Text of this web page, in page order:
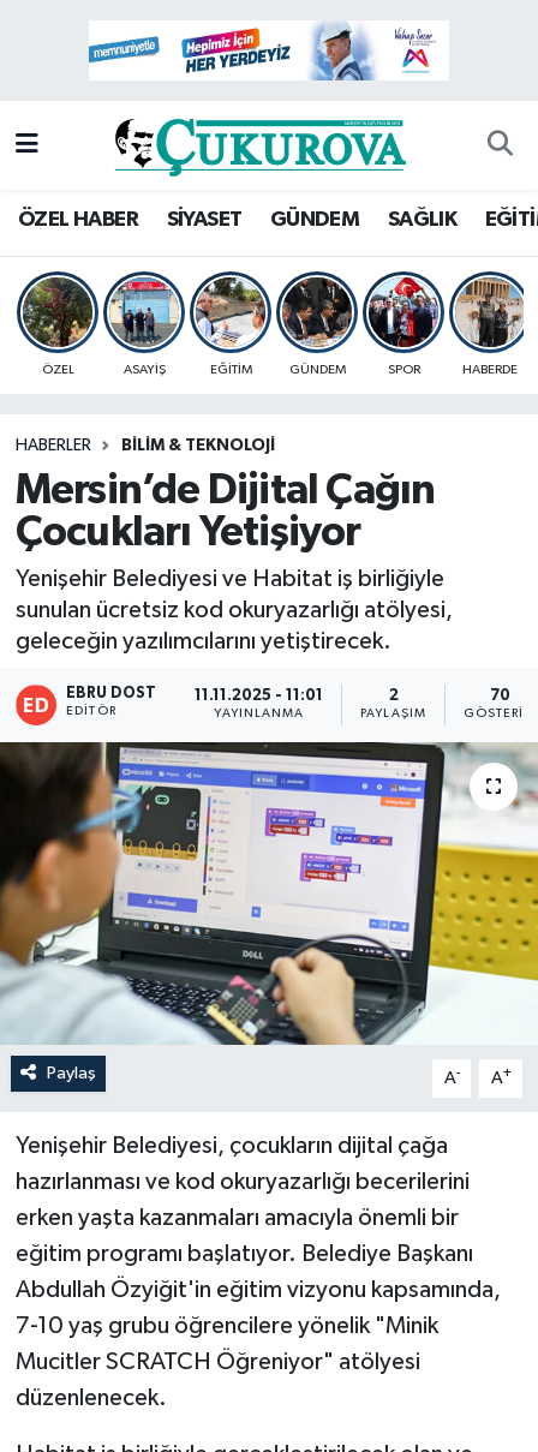
ÖZEL HABER SİYASET GÜNDEM SAĞLIK
ÖZEL ASAYİŞ EĞİTİM GÜNDEM SPOR HABERDE
HABERLER BİLİM & TEKNOLOJİ
Mersin’de Dijital Çağın
Çocukları Yetişiyor
Yenişehir Belediyesi ve Habitat iş birliğiyle
sunulan ücretsiz kod okuryazarlığı atölyesi,
geleceğin yazılımcılarını yetiştirecek.
EBRU DOST
EDITÖR
11.11.2025 - 11:01
YAYINLANMA
2
PAYLAŞIM
70
GÖSTERIM
Paylaş A- A+
Yenişehir Belediyesi, çocukların dijital çağa
hazırlanması ve kod okuryazarlığı becerilerini
erken yaşta kazanmaları amacıyla önemli bir
eğitim programı başlatıyor. Belediye Başkanı
Abdullah Özyiğit'in eğitim vizyonu kapsamında,
7-10 yaş grubu öğrencilere yönelik "Minik
Mucitler SCRATCH Öğreniyor" atölyesi
düzenlenecek.
Mersin Hava Durumu
Mersin Namaz Vakitleri
Mersin Trafik Yoğunluk Haritası
Süper Lig Puan Durumu ve Fikstür
Son Dakika Haberleri
Haber Arşivi